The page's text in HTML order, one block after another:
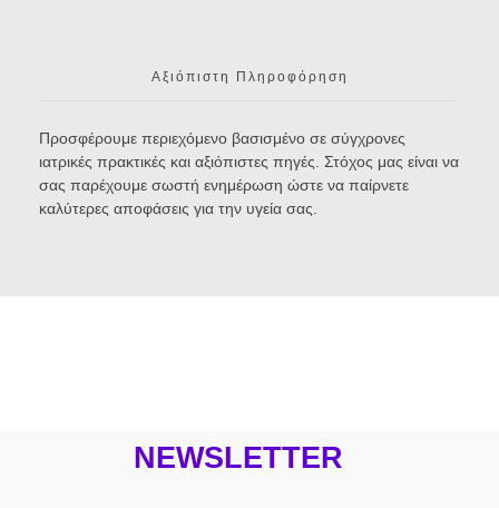
Αξιόπιστη Πληροφόρηση
Προσφέρουμε περιεχόμενο βασισμένο σε σύγχρονες
ιατρικές πρακτικές και αξιόπιστες πηγές. Στόχος μας είναι να
σας παρέχουμε σωστή ενημέρωση ώστε να παίρνετε
καλύτερες αποφάσεις για την υγεία σας.
NEWSLETTER